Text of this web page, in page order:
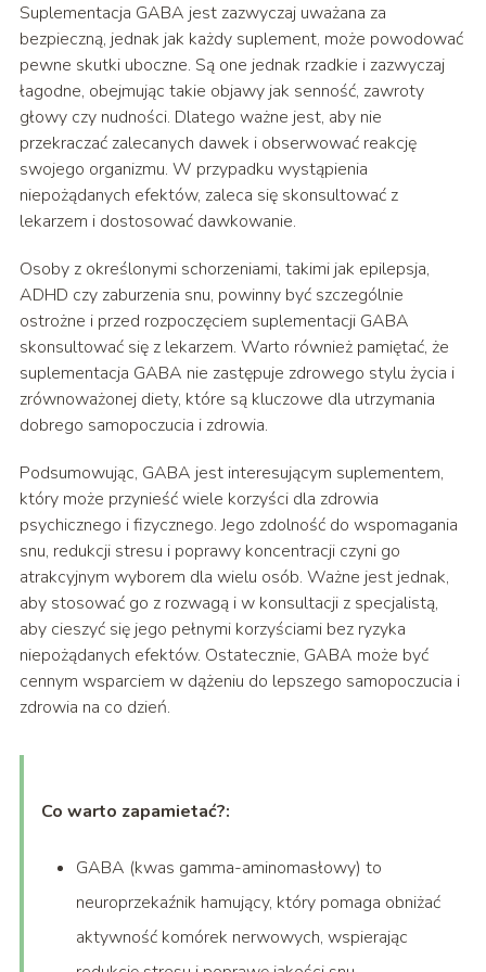
Suplementacja GABA jest zazwyczaj uważana za
bezpieczną, jednak jak każdy suplement, może powodować
pewne skutki uboczne. Są one jednak rzadkie i zazwyczaj
łagodne, obejmując takie objawy jak senność, zawroty
głowy czy nudności. Dlatego ważne jest, aby nie
przekraczać zalecanych dawek i obserwować reakcję
swojego organizmu. W przypadku wystąpienia
niepożądanych efektów, zaleca się skonsultować z
lekarzem i dostosować dawkowanie.
Osoby z określonymi schorzeniami, takimi jak epilepsja,
ADHD czy zaburzenia snu, powinny być szczególnie
ostrożne i przed rozpoczęciem suplementacji GABA
skonsultować się z lekarzem. Warto również pamiętać, że
suplementacja GABA nie zastępuje zdrowego stylu życia i
zrównoważonej diety, które są kluczowe dla utrzymania
dobrego samopoczucia i zdrowia.
Podsumowując, GABA jest interesującym suplementem,
który może przynieść wiele korzyści dla zdrowia
psychicznego i fizycznego. Jego zdolność do wspomagania
snu, redukcji stresu i poprawy koncentracji czyni go
atrakcyjnym wyborem dla wielu osób. Ważne jest jednak,
aby stosować go z rozwagą i w konsultacji z specjalistą,
aby cieszyć się jego pełnymi korzyściami bez ryzyka
niepożądanych efektów. Ostatecznie, GABA może być
cennym wsparciem w dążeniu do lepszego samopoczucia i
zdrowia na co dzień.
Co warto zapamietać?:
GABA (kwas gamma-aminomasłowy) to
neuroprzekaźnik hamujący, który pomaga obniżać
aktywność komórek nerwowych, wspierając